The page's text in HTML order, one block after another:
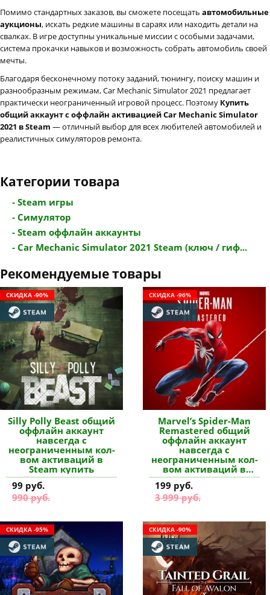
Помимо стандартных заказов, вы сможете посещать автомобильные
аукционы, искать редкие машины в сараях или находить детали на
свалках. В игре доступны уникальные миссии с особыми задачами,
система прокачки навыков и возможность собрать автомобиль своей
мечты.
Благодаря бесконечному потоку заданий, тюнингу, поиску машин и
разнообразным режимам, Car Mechanic Simulator 2021 предлагает
практически неограниченный игровой процесс. Поэтому Купить
общий аккаунт с оффлайн активацией Car Mechanic Simulator
2021 в Steam — отличный выбор для всех любителей автомобилей и
реалистичных симуляторов ремонта.
Категории товара
- Steam игры
- Симулятор
- Steam оффлайн аккаунты
- Car Mechanic Simulator 2021 Steam (ключ / гиф...
Рекомендуемые товары
СКИДКА -90%
Silly Polly Beast общий
оффлайн аккаунт
навсегда с
неограниченным кол-
вом активаций в
Steam купить
99 руб.
990 руб.
СКИДКА -96%
Marvel’s Spider-Man
Remastered общий
оффлайн аккаунт
навсегда с
неограниченным кол-
вом активаций в
Steam купить
199 руб.
3 999 руб.
СКИДКА -95% СКИДКА -90%